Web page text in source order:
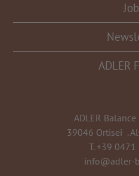
ADLER
ADLER Balance
39046 Ortisei .
T. +39 0471
info@adler-